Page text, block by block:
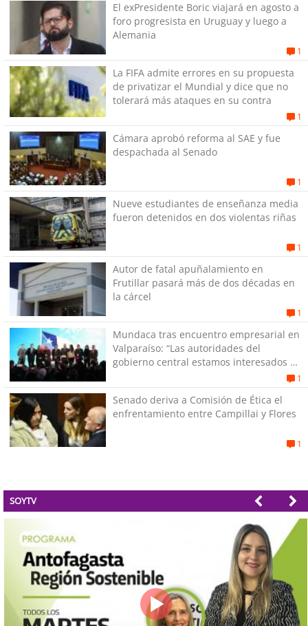
El exPresidente Boric viajará en agosto a
foro progresista en Uruguay y luego a
Alemania
1
La FIFA admite errores en su propuesta
de privatizar el Mundial y dice que no
tolerará más ataques en su contra
1
Cámara aprobó reforma al SAE y fue
despachada al Senado
1
Nueve estudiantes de enseñanza media
fueron detenidos en dos violentas riñas
1
Autor de fatal apuñalamiento en
Frutillar pasará más de dos décadas en
la cárcel
1
Mundaca tras encuentro empresarial en
Valparaíso: “Las autoridades del
gobierno central estamos interesados en
1
Senado deriva a Comisión de Ética el
enfrentamiento entre Campillai y Flores
1
SOYTV